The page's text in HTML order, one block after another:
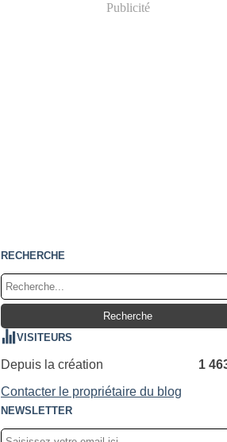
Publicité
RECHERCHE
VISITEURS
Depuis la création
1
Contacter le propriétaire du blog
NEWSLETTER